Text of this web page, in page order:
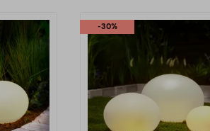
-30%